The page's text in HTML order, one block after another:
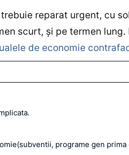
reparat urgent, cu
scurt, şi pe termen lung.
de economie
programe gen prima